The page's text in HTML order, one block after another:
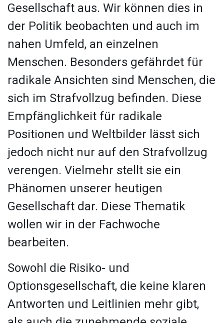
Gesellschaft aus. Wir können dies in
der Politik beobachten und auch im
nahen Umfeld, an einzelnen
Menschen. Besonders gefährdet für
radikale Ansichten sind Menschen, die
sich im Strafvollzug befinden. Diese
Empfänglichkeit für radikale
Positionen und Weltbilder lässt sich
jedoch nicht nur auf den Strafvollzug
verengen. Vielmehr stellt sie ein
Phänomen unserer heutigen
Gesellschaft dar. Diese Thematik
wollen wir in der Fachwoche
bearbeiten.
Sowohl die Risiko- und
Optionsgesellschaft, die keine klaren
Antworten und Leitlinien mehr gibt,